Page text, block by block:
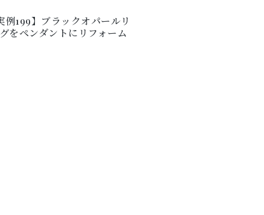
例199】ブラックオパールリ
をペンダントにリフォーム